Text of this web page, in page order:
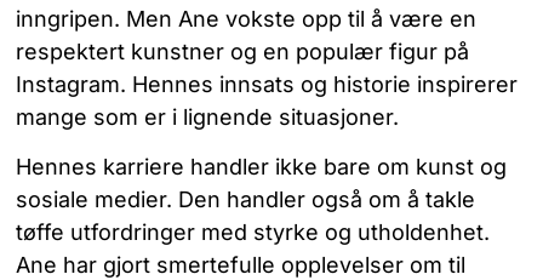
inngripen. Men Ane vokste opp til å være en
respektert kunstner og en populær figur på
Instagram. Hennes innsats og historie inspirerer
mange som er i lignende situasjoner.
Hennes karriere handler ikke bare om kunst og
sosiale medier. Den handler også om å takle
tøffe utfordringer med styrke og utholdenhet.
Ane har gjort smertefulle opplevelser om til